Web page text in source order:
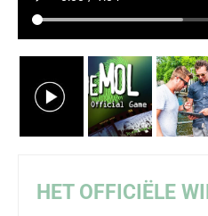
HET OFFICIËLE